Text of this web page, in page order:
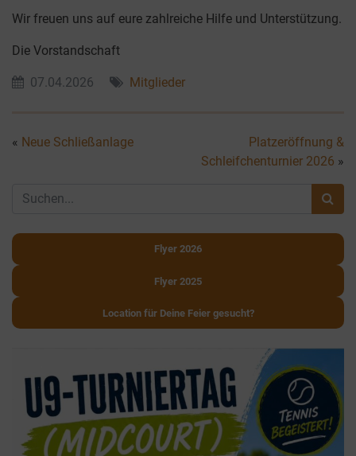
Wir freuen uns auf eure zahlreiche Hilfe und Unterstützung.
Die Vorstandschaft
07.04.2026 Mitglieder
« Neue Schließanlage
Platzeröffnung &
Schleifchenturnier 2026 »
Flyer 2026
Flyer 2025
Location für Deine Feier gesucht?